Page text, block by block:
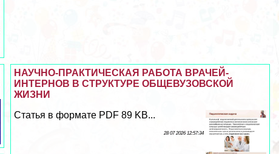
НАУЧНО-ПРАКТИЧЕСКАЯ РАБОТА ВРАЧЕЙ-
ИНТЕРНОВ В СТРУКТУРЕ ОБЩЕВУЗОВСКОЙ
ЖИЗНИ
Статья в формате PDF 89 KB...
28 07 2026 12:57:34